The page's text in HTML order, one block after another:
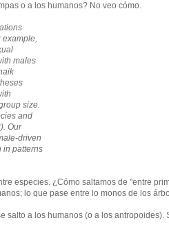
o a los humanos? No veo cómo.
example,
males
size.
and
Our
driven
in patterns
especies. ¿Cómo saltamos de "entre
lo que pase entre lo monos de los
salto a los humanos (o a los